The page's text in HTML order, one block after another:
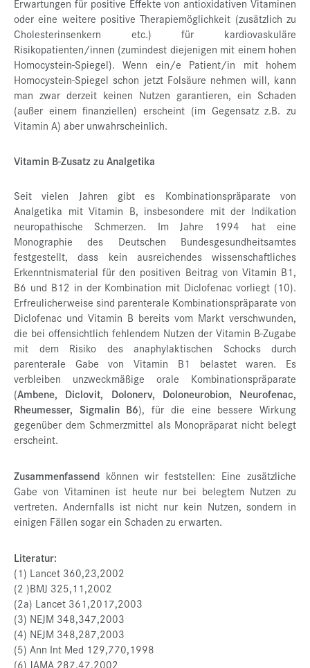
Erwartungen für positive Effekte von antioxidativen Vitaminen
oder eine weitere positive Therapiemöglichkeit (zusätzlich zu
Cholesterinsenkern etc.) für kardiovaskuläre
Risikopatienten/innen (zumindest diejenigen mit einem hohen
Homocystein-Spiegel). Wenn ein/e Patient/in mit hohem
Homocystein-Spiegel schon jetzt Folsäure nehmen will, kann
man zwar derzeit keinen Nutzen garantieren, ein Schaden
(außer einem finanziellen) erscheint (im Gegensatz z.B. zu
Vitamin A) aber unwahrscheinlich.
Vitamin B-Zusatz zu Analgetika
Seit vielen Jahren gibt es Kombinationspräparate von
Analgetika mit Vitamin B, insbesondere mit der Indikation
neuropathische Schmerzen. Im Jahre 1994 hat eine
Monographie des Deutschen Bundesgesundheitsamtes
festgestellt, dass kein ausreichendes wissenschaftliches
Erkenntnismaterial für den positiven Beitrag von Vitamin B1,
B6 und B12 in der Kombination mit Diclofenac vorliegt (10).
Erfreulicherweise sind parenterale Kombinationspräparate von
Diclofenac und Vitamin B bereits vom Markt verschwunden,
die bei offensichtlich fehlendem Nutzen der Vitamin B-Zugabe
mit dem Risiko des anaphylaktischen Schocks durch
parenterale Gabe von Vitamin B1 belastet waren. Es
verbleiben unzweckmäßige orale Kombinationspräparate
(Ambene, Diclovit, Dolonerv, Doloneurobion, Neurofenac,
Rheumesser, Sigmalin B6), für die eine bessere Wirkung
gegenüber dem Schmerzmittel als Monopräparat nicht belegt
erscheint.
Zusammenfassend können wir feststellen: Eine zusätzliche
Gabe von Vitaminen ist heute nur bei belegtem Nutzen zu
vertreten. Andernfalls ist nicht nur kein Nutzen, sondern in
einigen Fällen sogar ein Schaden zu erwarten.
Literatur:
(1) Lancet 360,23,2002
(2 )BMJ 325,11,2002
(2a) Lancet 361,2017,2003
(3) NEJM 348,347,2003
(4) NEJM 348,287,2003
(5) Ann Int Med 129,770,1998
(6) JAMA 287,47,2002